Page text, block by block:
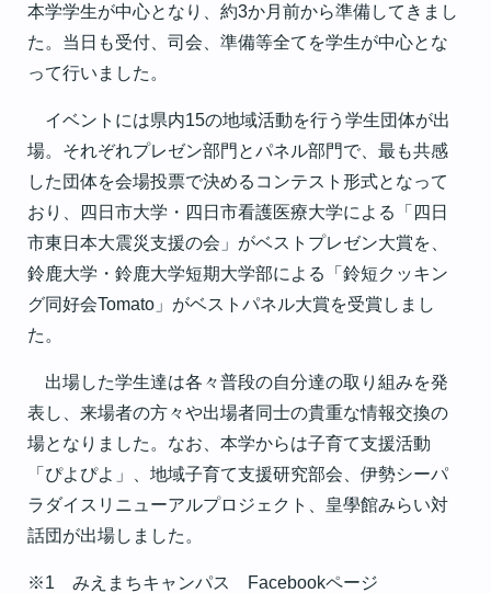
本学学生が中心となり、約3か月前から準備してきまし
た。当日も受付、司会、準備等全てを学生が中心とな
って行いました。
イベントには県内15の地域活動を行う学生団体が出
場。それぞれプレゼン部門とパネル部門で、最も共感
した団体を会場投票で決めるコンテスト形式となって
おり、四日市大学・四日市看護医療大学による「四日
市東日本大震災支援の会」がベストプレゼン大賞を、
鈴鹿大学・鈴鹿大学短期大学部による「鈴短クッキン
グ同好会Tomato」がベストパネル大賞を受賞しまし
た。
出場した学生達は各々普段の自分達の取り組みを発
表し、来場者の方々や出場者同士の貴重な情報交換の
場となりました。なお、本学からは子育て支援活動
「ぴよぴよ」、地域子育て支援研究部会、伊勢シーパ
ラダイスリニューアルプロジェクト、皇學館みらい対
話団が出場しました。
※1 みえまちキャンパス Facebookページ